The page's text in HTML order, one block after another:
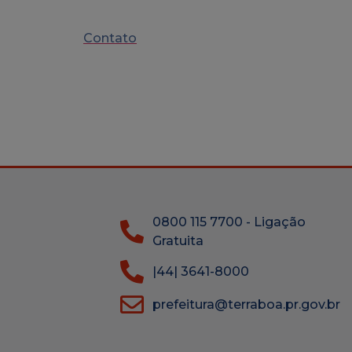
Contato
0800 115 7700 - Ligação
Gratuita
|44| 3641-8000
prefeitura@terraboa.pr.gov.br